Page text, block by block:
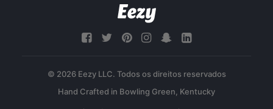
© 2026 Eezy LLC. Todos os direitos reservados